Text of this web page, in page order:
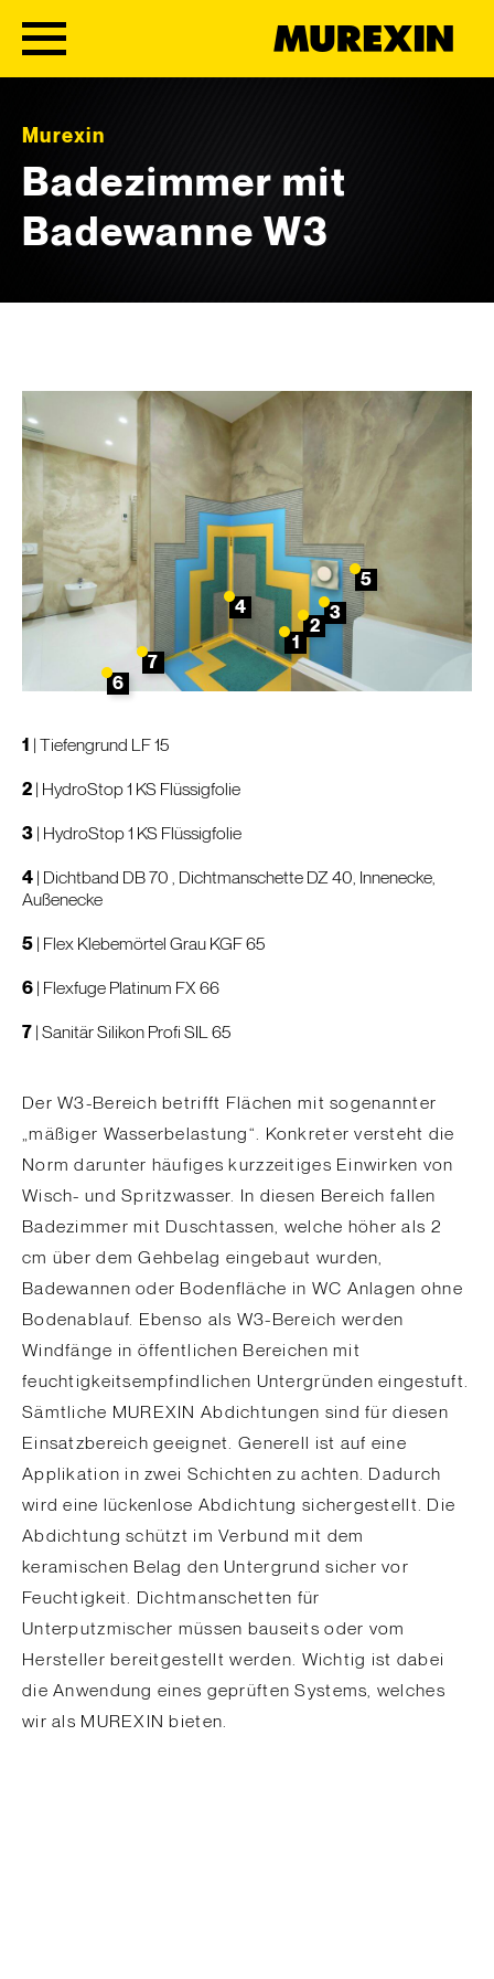
Murexin
Badezimmer mit
Badewanne W3
1
2
3
4
5
6
7
1 Tiefengrund LF 15
2 HydroStop 1 KS Flüssigfolie
3 HydroStop 1 KS Flüssigfolie
4 Dichtband DB 70 , Dichtmanschette DZ 40, Innenecke,
Außenecke
5 Flex Klebemörtel Grau KGF 65
6 Flexfuge Platinum FX 66
7 Sanitär Silikon Profi SIL 65
Der W3-Bereich betrifft Flächen mit sogenannter
„mäßiger Wasserbelastung“. Konkreter versteht die
Norm darunter häufiges kurzzeitiges Einwirken von
Wisch- und Spritzwasser. In diesen Bereich fallen
Badezimmer mit Duschtassen, welche höher als 2
cm über dem Gehbelag eingebaut wurden,
Badewannen oder Bodenfläche in WC Anlagen ohne
Bodenablauf. Ebenso als W3-Bereich werden
Windfänge in öffentlichen Bereichen mit
feuchtigkeitsempfindlichen Untergründen eingestuft.
Sämtliche MUREXIN Abdichtungen sind für diesen
Einsatzbereich geeignet. Generell ist auf eine
Applikation in zwei Schichten zu achten. Dadurch
wird eine lückenlose Abdichtung sichergestellt. Die
Abdichtung schützt im Verbund mit dem
keramischen Belag den Untergrund sicher vor
Feuchtigkeit. Dichtmanschetten für
Unterputzmischer müssen bauseits oder vom
Hersteller bereitgestellt werden. Wichtig ist dabei
die Anwendung eines geprüften Systems, welches
wir als MUREXIN bieten.